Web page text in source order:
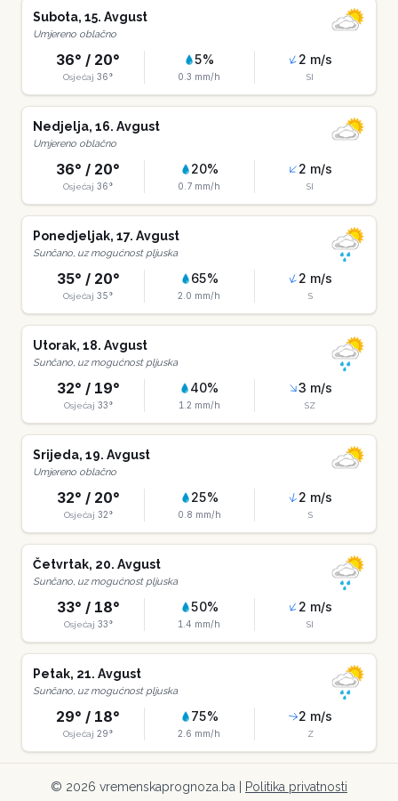
Subota, 15. Avgust
Umjereno oblačno
36° / 20°
Osjećaj 36°
5%
0.3 mm/h
2 m/s
SI
Nedjelja, 16. Avgust
Umjereno oblačno
36° / 20°
Osjećaj 36°
20%
0.7 mm/h
2 m/s
SI
Ponedjeljak, 17. Avgust
Sunčano, uz mogućnost pljuska
35° / 20°
Osjećaj 35°
65%
2.0 mm/h
2 m/s
S
Utorak, 18. Avgust
Sunčano, uz mogućnost pljuska
32° / 19°
Osjećaj 33°
40%
1.2 mm/h
3 m/s
SZ
Srijeda, 19. Avgust
Umjereno oblačno
32° / 20°
Osjećaj 32°
25%
0.8 mm/h
2 m/s
S
Četvrtak, 20. Avgust
Sunčano, uz mogućnost pljuska
33° / 18°
Osjećaj 33°
50%
1.4 mm/h
2 m/s
SI
Petak, 21. Avgust
Sunčano, uz mogućnost pljuska
29° / 18°
Osjećaj 29°
75%
2.6 mm/h
2 m/s
Z
© 2026 vremenskaprognoza.ba | Politika privatnosti